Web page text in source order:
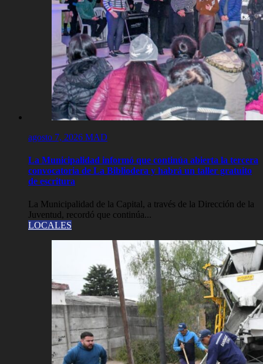
agosto 7, 2026 MAD
La Municipalidad informó que continúa abierta la tercera
convocatoria de La Bibliodera y habrá un taller gratuito
de escritura
La Municipalidad de la Capital, a través de la Dirección de la
Juventud, recordó que continúa...
LOCALES